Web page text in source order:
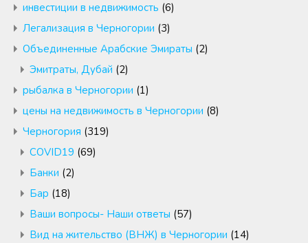
инвестиции в недвижимость (6)
Легализация в Черногории (3)
Объединенные Арабские Эмираты (2)
Эмитраты, Дубай (2)
рыбалка в Черногории (1)
цены на недвижимость в Черногории (8)
Черногория (319)
COVID19 (69)
Банки (2)
Бар (18)
Ваши вопросы- Наши ответы (57)
Вид на жительство (ВНЖ) в Черногории (14)